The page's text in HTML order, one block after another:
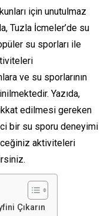
için unutulmaz
Tuzla İcmeler’de su
su sporları ile
ve su sporlarının
Yazıda,
edilmesi gereken
bir su sporu deneyimi
aktiviteleri
Çıkarın